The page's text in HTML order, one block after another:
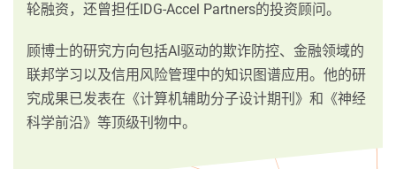
轮融资，还曾担任IDG-Accel Partners的投资顾问。
顾博士的研究方向包括AI驱动的欺诈防控、金融领域的
联邦学习以及信用风险管理中的知识图谱应用。他的研
究成果已发表在《计算机辅助分子设计期刊》和《神经
科学前沿》等顶级刊物中。